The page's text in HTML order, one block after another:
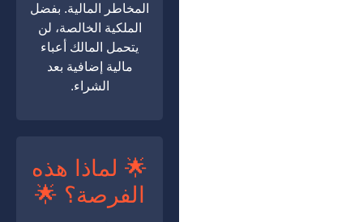
المخاطر المالية. بفضل
الملكية الخالصة، لن
يتحمل المالك أعباء
مالية إضافية بعد
الشراء.
🌟 لماذا هذه
الفرصة؟ 🌟